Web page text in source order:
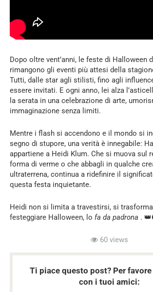
Dopo oltre vent’anni, le feste di Halloween
rimangono gli eventi più attesi della
Tutti, dalle star agli stilisti, fino agli
essere invitati. E ogni anno, lei alza
la serata in una celebrazione di arte,
immaginazione senza limiti.
Mentre i flash si accendono e il mondo si
segno di stupore, una verità è innegabile:
appartiene a Heidi Klum. Che si muova sul
forma di verme o che abbagli in qualche
ultraterrena, continua a ridefinire il
questa festa inquietante.
Heidi non si limita a travestirsi, si
festeggiare Halloween, lo fa da padrona .
60 views
Ti piace questo post? Per
con i tuoi amici: